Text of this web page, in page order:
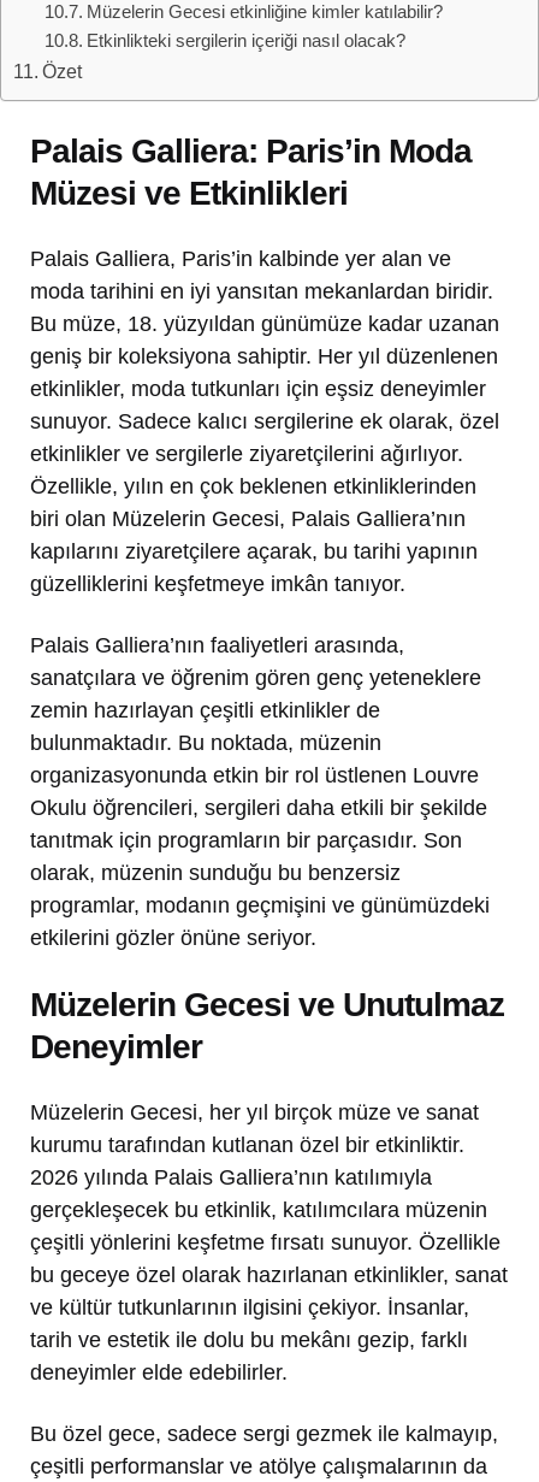
Müzelerin Gecesi etkinliğine kimler katılabilir?
Etkinlikteki sergilerin içeriği nasıl olacak?
Özet
Palais Galliera: Paris’in Moda
Müzesi ve Etkinlikleri
Palais Galliera, Paris’in kalbinde yer alan ve
moda tarihini en iyi yansıtan mekanlardan biridir.
Bu müze, 18. yüzyıldan günümüze kadar uzanan
geniş bir koleksiyona sahiptir. Her yıl düzenlenen
etkinlikler, moda tutkunları için eşsiz deneyimler
sunuyor. Sadece kalıcı sergilerine ek olarak, özel
etkinlikler ve sergilerle ziyaretçilerini ağırlıyor.
Özellikle, yılın en çok beklenen etkinliklerinden
biri olan Müzelerin Gecesi, Palais Galliera’nın
kapılarını ziyaretçilere açarak, bu tarihi yapının
güzelliklerini keşfetmeye imkân tanıyor.
Palais Galliera’nın faaliyetleri arasında,
sanatçılara ve öğrenim gören genç yeteneklere
zemin hazırlayan çeşitli etkinlikler de
bulunmaktadır. Bu noktada, müzenin
organizasyonunda etkin bir rol üstlenen Louvre
Okulu öğrencileri, sergileri daha etkili bir şekilde
tanıtmak için programların bir parçasıdır. Son
olarak, müzenin sunduğu bu benzersiz
programlar, modanın geçmişini ve günümüzdeki
etkilerini gözler önüne seriyor.
Müzelerin Gecesi ve Unutulmaz
Deneyimler
Müzelerin Gecesi, her yıl birçok müze ve sanat
kurumu tarafından kutlanan özel bir etkinliktir.
2026 yılında Palais Galliera’nın katılımıyla
gerçekleşecek bu etkinlik, katılımcılara müzenin
çeşitli yönlerini keşfetme fırsatı sunuyor. Özellikle
bu geceye özel olarak hazırlanan etkinlikler, sanat
ve kültür tutkunlarının ilgisini çekiyor. İnsanlar,
tarih ve estetik ile dolu bu mekânı gezip, farklı
deneyimler elde edebilirler.
Bu özel gece, sadece sergi gezmek ile kalmayıp,
çeşitli performanslar ve atölye çalışmalarının da